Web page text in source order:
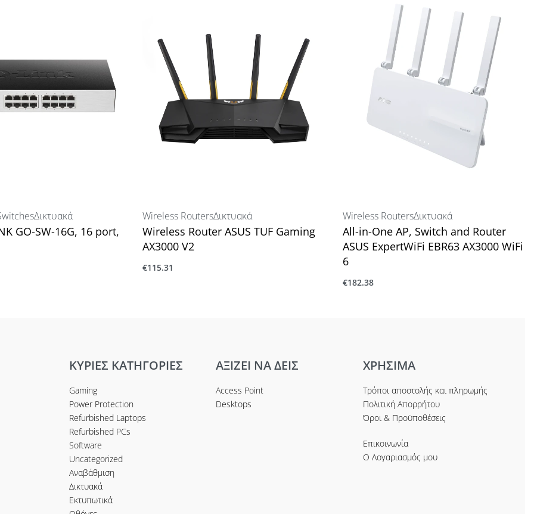
RPS DC Input
Δικτυακά
GO-SW-16G, 16 port,
Wireless RoutersΔικτυακά
Wireless Router ASUS TUF Gaming
AX3000 V2
€115.31
Wireless RoutersΔικτυακά
All-in-One AP, Switch and Router
ASUS ExpertWiFi EBR63 AX3000 WiFi
6
€182.38
ΚΥΡΙΕΣ ΚΑΤΗΓΟΡΙΕΣ
Gaming
Power Protection
Refurbished Laptops
Refurbished PCs
Software
Uncategorized
Αναβάθμιση
Δικτυακά
Εκτυπωτικά
ΑΞΙΖΕΙ ΝΑ ΔΕΙΣ
Access Point
Desktops
ΧΡΗΣΙΜΑ
Τρόποι αποστολής και πληρωμής
Πολιτική Απορρήτου
Όροι & Προϋποθέσεις
Επικοινωνία
Ο Λογαριασμός μου